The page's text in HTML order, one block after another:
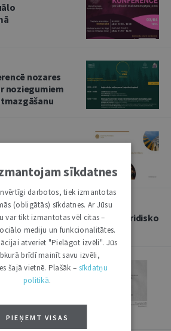
nozares
noziegumiem
EST
direkcijā
iespēja saņemt bezmaksas juridisko
aicina iepriekš pieteikties
kustības
demokrātijas
sīkdatnes
darbotos, tiek izmantotas
(obligātās) sīkdatnes. Ar Jūsu
var tikt izmantotas vēl citas –
mediju un funkcionalitātes.
atveriet "Pielāgot izvēli". Jūs
brīdī mainīt savu izvēli,
šajā vietnē. Plašāk – sīkdatņu
politikā.
PIEŅEMT VISAS